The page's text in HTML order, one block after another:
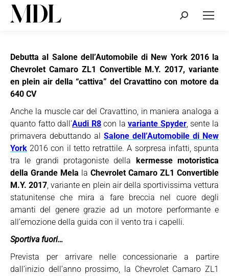
Cerca:
Debutta al Salone dell’Automobile di New York 2016 la
Chevrolet Camaro ZL1 Convertible M.Y. 2017, variante
en plein air della “cattiva” del Cravattino con motore da
640 CV
Anche la muscle car del Cravattino, in maniera analoga a
quanto fatto dall’Audi R8con lavariante Spyder, sente la
primavera debuttando al Salone dell’Automobile di New
York 2016 con il tetto retrattile. A sorpresa infatti, spunta
tra le grandi protagoniste della kermesse motoristica
della Grande Mela la Chevrolet Camaro ZL1 Convertible
M.Y. 2017, variante en plein air della sportivissima vettura
statunitense che mira a fare breccia nel cuore degli
amanti del genere grazie ad un motore performante e
all’emozione della guida con il vento tra i capelli.
Sportiva fuori…
Prevista per arrivare nelle concessionarie a partire
dall’inizio dell’anno prossimo, la Chevrolet Camaro ZL1